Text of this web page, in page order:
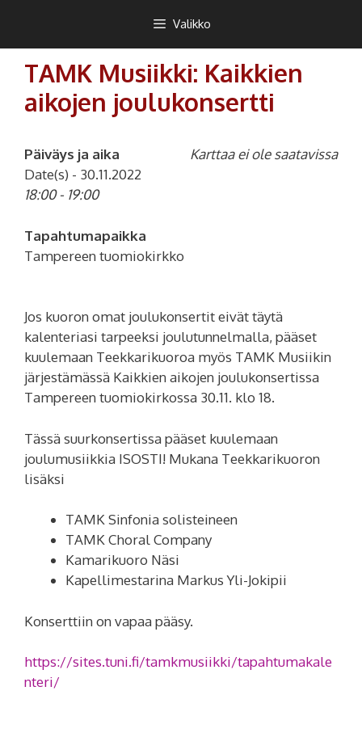
Valikko
TAMK Musiikki: Kaikkien
aikojen joulukonsertti
Karttaa ei ole saatavissa
Päiväys ja aika
Date(s) - 30.11.2022
18:00 - 19:00
Tapahtumapaikka
Tampereen tuomiokirkko
Jos kuoron omat joulukonsertit eivät täytä
kalenteriasi tarpeeksi joulutunnelmalla, pääset
kuulemaan Teekkarikuoroa myös TAMK Musiikin
järjestämässä Kaikkien aikojen joulukonsertissa
Tampereen tuomiokirkossa 30.11. klo 18.
Tässä suurkonsertissa pääset kuulemaan
joulumusiikkia ISOSTI! Mukana Teekkarikuoron
lisäksi
TAMK Sinfonia solisteineen
TAMK Choral Company
Kamarikuoro Näsi
Kapellimestarina Markus Yli-Jokipii
Konserttiin on vapaa pääsy.
https://sites.tuni.fi/tamkmusiikki/tapahtumakale
nteri/